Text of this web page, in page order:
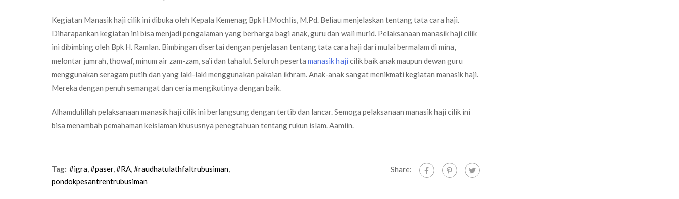
Kegiatan Manasik haji cilik ini dibuka oleh Kepala Kemenag Bpk H.Mochlis, M.Pd. Beliau menjelaskan tentang tata cara haji.
Diharapankan kegiatan ini bisa menjadi pengalaman yang berharga bagi anak, guru dan wali murid. Pelaksanaan manasik haji cilik
ini dibimbing oleh Bpk H. Ramlan. Bimbingan disertai dengan penjelasan tentang tata cara haji dari mulai bermalam di mina,
melontar jumrah, thowaf, minum air zam-zam, sa’i dan tahalul. Seluruh peserta manasik haji cilik baik anak maupun dewan guru
menggunakan seragam putih dan yang laki-laki menggunakan pakaian ikhram. Anak-anak sangat menikmati kegiatan manasik haji.
Mereka dengan penuh semangat dan ceria mengikutinya dengan baik.
Alhamdulillah pelaksanaan manasik haji cilik ini berlangsung dengan tertib dan lancar. Semoga pelaksanaan manasik haji cilik ini
bisa menambah pemahaman keislaman khususnya penegtahuan tentang rukun islam. Aamiin.
Tag: #igra,#paser,#RA,#raudhatulathfaltrubusiman,
pondokpesantrentrubusiman
Share: